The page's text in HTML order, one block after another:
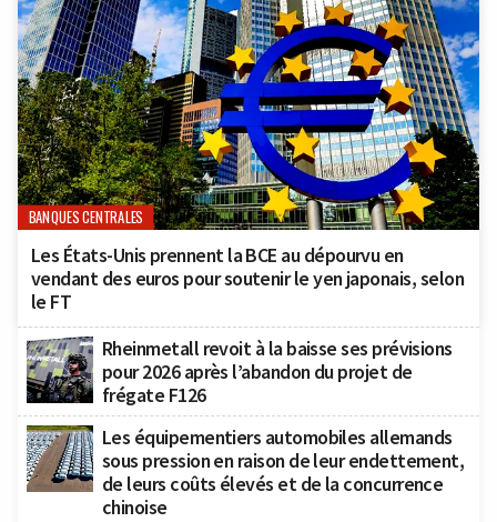
BANQUES CENTRALES
Les États-Unis prennent la BCE au dépourvu en
vendant des euros pour soutenir le yen japonais, selon
le FT
Rheinmetall revoit à la baisse ses prévisions
pour 2026 après l’abandon du projet de
frégate F126
Les équipementiers automobiles allemands
sous pression en raison de leur endettement,
de leurs coûts élevés et de la concurrence
chinoise